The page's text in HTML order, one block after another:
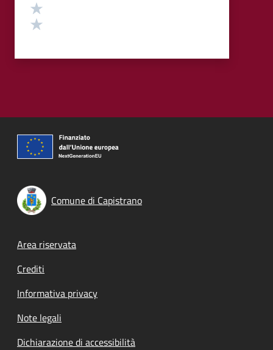
Comune di Capistrano
Footer menu
Area riservata
Crediti
Informativa privacy
Note legali
Dichiarazione di accessibilità